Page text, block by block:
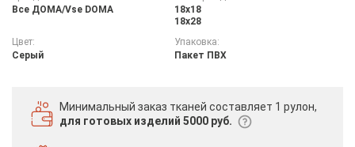
Все ДOMA/Vse DOMA
18х18
18х28
Цвет:
Серый
Упаковка:
Пакет ПВХ
Минимальный заказ тканей составляет 1 рулон,
для готовых изделий 5000 руб.